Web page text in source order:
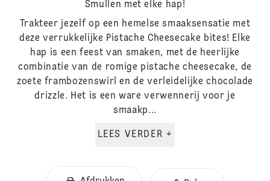
Smullen met elke hap!
Trakteer jezelf op een hemelse smaaksensatie met
deze verrukkelijke Pistache Cheesecake bites! Elke
hap is een feest van smaken, met de heerlijke
combinatie van de romige pistache cheesecake, de
zoete frambozenswirl en de verleidelijke chocolade
drizzle. Het is een ware verwennerij voor je
smaakp...
LEES VERDER +